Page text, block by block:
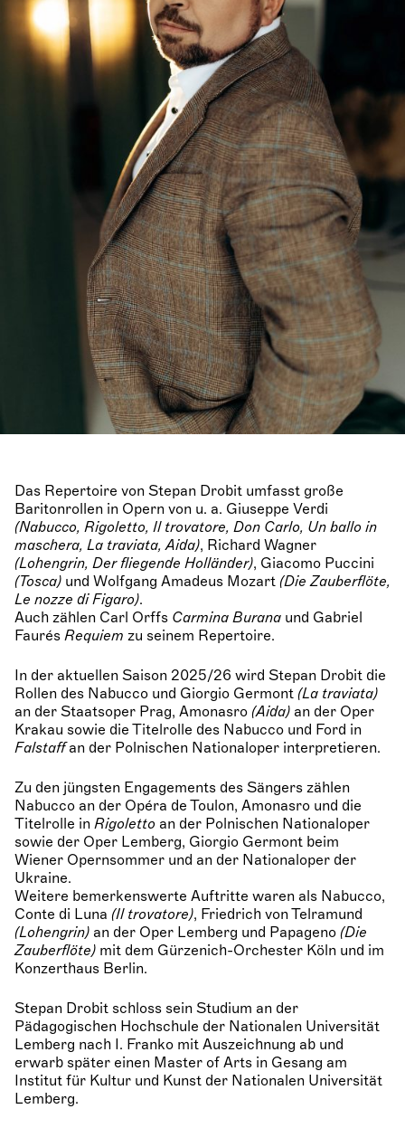
Das Repertoire von Stepan Drobit umfasst große
Baritonrollen in Opern von u. a. Giuseppe Verdi
(Nabucco, Rigoletto, Il trovatore, Don Carlo, Un ballo in
maschera, La traviata, Aida), Richard Wagner
(Lohengrin, Der fliegende Holländer), Giacomo Puccini
(Tosca) und Wolfgang Amadeus Mozart (Die Zauberflöte,
Le nozze di Figaro).
Auch zählen Carl Orffs Carmina Burana und Gabriel
Faurés Requiem zu seinem Repertoire.
In der aktuellen Saison 2025/26 wird Stepan Drobit die
Rollen des Nabucco und Giorgio Germont (La traviata)
an der Staatsoper Prag, Amonasro (Aida) an der Oper
Krakau sowie die Titelrolle des Nabucco und Ford in
Falstaffan der Polnischen Nationaloper interpretieren.
Zu den jüngsten Engagements des Sängers zählen
Nabucco an der Opéra de Toulon, Amonasro und die
Titelrolle in Rigoletto an der Polnischen Nationaloper
sowie der Oper Lemberg, Giorgio Germont beim
Wiener Opernsommer und an der Nationaloper der
Ukraine.
Weitere bemerkenswerte Auftritte waren als Nabucco,
Conte di Luna (Il trovatore), Friedrich von Telramund
(Lohengrin) an der Oper Lemberg und Papageno (Die
Zauberflöte) mit dem Gürzenich-Orchester Köln und im
Konzerthaus Berlin.
Stepan Drobit schloss sein Studium an der
Pädagogischen Hochschule der Nationalen Universität
Lemberg nach I. Franko mit Auszeichnung ab und
erwarb später einen Master of Arts in Gesang am
Institut für Kultur und Kunst der Nationalen Universität
Lemberg.